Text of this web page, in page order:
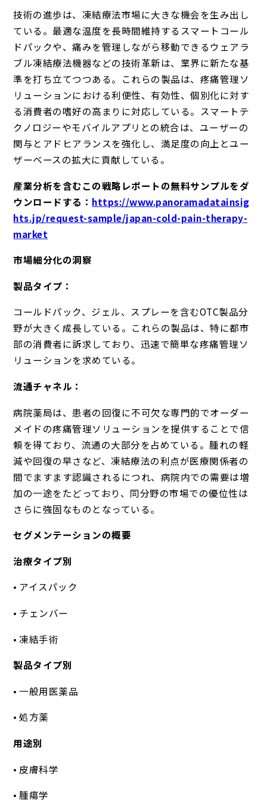
技術の進歩は、凍結療法市場に大きな機会を生み出し
ている。最適な温度を長時間維持するスマートコール
ドパックや、痛みを管理しながら移動できるウェアラ
ブル凍結療法機器などの技術革新は、業界に新たな基
準を打ち立てつつある。これらの製品は、疼痛管理ソ
リューションにおける利便性、有効性、個別化に対す
る消費者の嗜好の高まりに対応している。スマートテ
クノロジーやモバイルアプリとの統合は、ユーザーの
関与とアドヒアランスを強化し、満足度の向上とユー
ザーベースの拡大に貢献している。
産業分析を含むこの戦略レポートの無料サンプルをダ
ウンロードする： https://www.panoramadatainsig
hts.jp/request-sample/japan-cold-pain-therapy-
market
市場細分化の洞察
製品タイプ：
コールドパック、ジェル、スプレーを含むOTC製品分
野が大きく成長している。これらの製品は、特に都市
部の消費者に訴求しており、迅速で簡単な疼痛管理ソ
リューションを求めている。
流通チャネル：
病院薬局は、患者の回復に不可欠な専門的でオーダー
メイドの疼痛管理ソリューションを提供することで信
頼を得ており、流通の大部分を占めている。腫れの軽
減や回復の早さなど、凍結療法の利点が医療関係者の
間でますます認識されるにつれ、病院内での需要は増
加の一途をたどっており、同分野の市場での優位性は
さらに強固なものとなっている。
セグメンテーションの概要
治療タイプ別
• アイスパック
• チェンバー
• 凍結手術
製品タイプ別
• 一般用医薬品
• 処方薬
用途別
• 皮膚科学
• 腫瘍学